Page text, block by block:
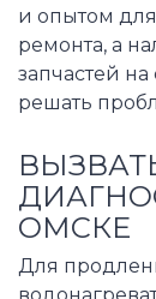
и опытом
ремонта, а
запчастей
решать
ОМСКЕ
Для